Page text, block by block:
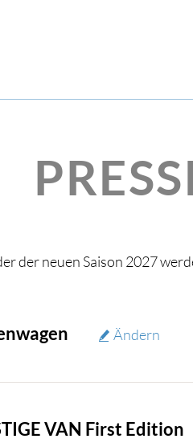
der neuen Saison 2027
Ändern
VAN First Edition